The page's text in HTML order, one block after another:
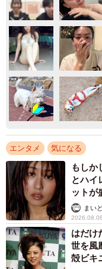
エンタメ 気になる
もしか
とハイ
ットが
い」
まい
2026.08.08
はだけ
世を風
殻ビ